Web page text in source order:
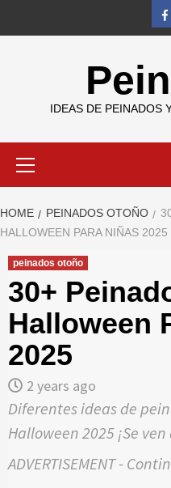
FB
IDEAS DE PEINADOS
HOME PEINADOS OTOÑO
HALLOWEEN PARA NIÑAS 2025
peinados otoño
30+
Halloween
2025
2 years ago
Diferentes ideas de
Halloween 2025 ¡Se
ADVERTISEMENT -